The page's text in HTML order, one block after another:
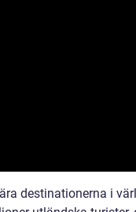
destinationerna i